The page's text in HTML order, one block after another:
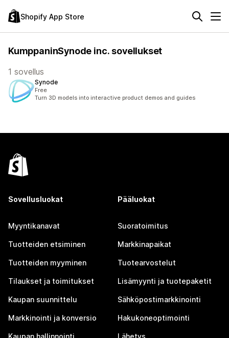
Shopify App Store
KumppaninSynode inc. sovellukset
1 sovellus
Synode
Free
Turn 3D models into interactive product demos and guides
Sovellusluokat
Myyntikanavat
Tuotteiden etsiminen
Tuotteiden myyminen
Tilaukset ja toimitukset
Kaupan suunnittelu
Markkinointi ja konversio
Kaupan hallinnointi
Pääluokat
Suoratoimitus
Markkinapaikat
Tuotearvostelut
Lisämyynti ja tuotepaketit
Sähköpostimarkkinointi
Hakukoneoptimointi
Lähetys